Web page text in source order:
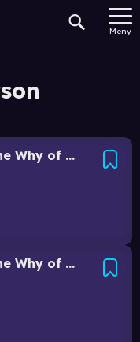
Meny
A Bond Unbroken, the Why of Minh
A Bond Unbroken, the Why of Minh